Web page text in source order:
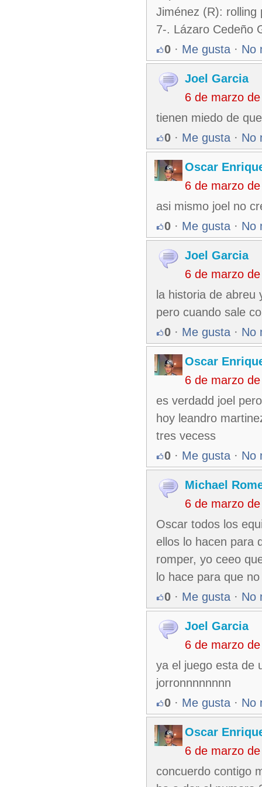
Jiménez (R): rolling
7-. Lázaro Cedeño
0 · Me gusta · No
Joel Garcia
6 de marzo
tienen miedo de
0 · Me gusta · No
Oscar
6 de marzo
asi mismo joel no
0 · Me gusta · No
Joel Garcia
6 de marzo
la historia de
pero cuando sale
0 · Me gusta · No
Oscar
6 de marzo
es verdadd joel
hoy leandro
tres vecess
0 · Me gusta · No
Michael
6 de marzo
Oscar todos los
ellos lo hacen para
romper, yo ceeo
lo hace para que
0 · Me gusta · No
Joel Garcia
6 de marzo
ya el juego esta de
jorronnnnnnnn
0 · Me gusta · No
Oscar
6 de marzo
concuerdo contigo